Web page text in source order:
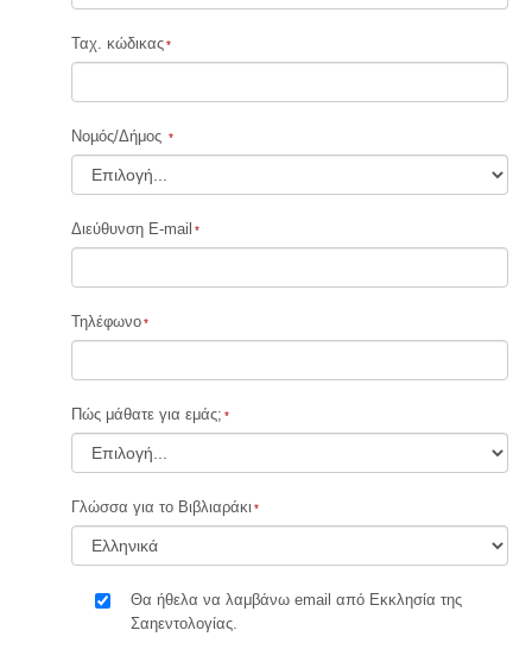
Ταχ. κώδικας
Νοµός/Δήμος
Διεύθυνση E-mail
Τηλέφωνο
Πώς μάθατε για εμάς;
Γλώσσα για το Βιβλιαράκι
Θα ήθελα να λαμβάνω email από Εκκλησία της
Σαηεντολογίας.